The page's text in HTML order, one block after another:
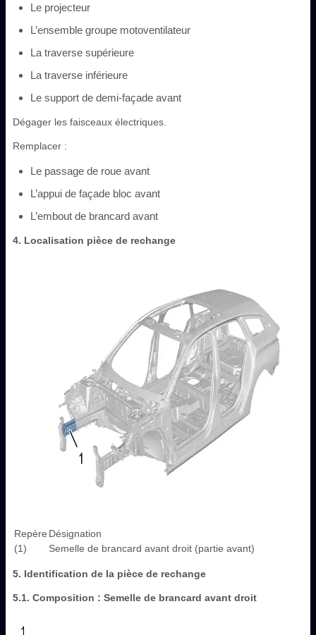
Le projecteur
L’ensemble groupe motoventilateur
La traverse supérieure
La traverse inférieure
Le support de demi-façade avant
Dégager les faisceaux électriques.
Remplacer :
Le passage de roue avant
L’appui de façade bloc avant
L’embout de brancard avant
4. Localisation pièce de rechange
Repère Désignation
(1)
Semelle de brancard avant droit (partie avant)
5. Identification de la pièce de rechange
5.1. Composition : Semelle de brancard avant droit